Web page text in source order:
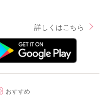
詳しくはこちら
おすすめ